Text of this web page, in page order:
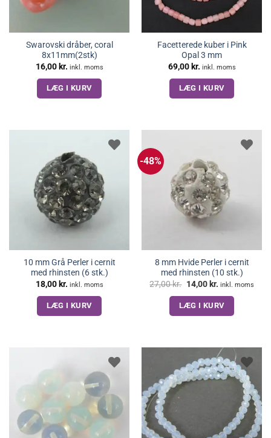
Swarovski dråber, coral
8x11mm(2stk)
16,00 kr. inkl. moms
LÆG I KURV
Facetterede kuber i Pink
Opal 3 mm
69,00 kr. inkl. moms
LÆG I KURV
10 mm Grå Perler i cernit
med rhinsten (6 stk.)
18,00 kr. inkl. moms
LÆG I KURV
-48%
8 mm Hvide Perler i cernit
med rhinsten (10 stk.)
27,00kr. Den
oprindelige
pris
var:
27,00 kr..
14,00 kr. Den
pris
er:
14,00 kr..
inkl. moms
LÆG I KURV